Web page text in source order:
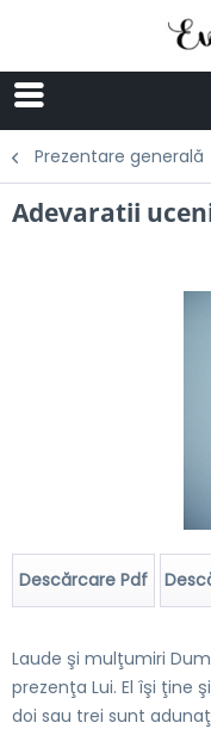
Prezentare generală
Adevaratii
Descărcare Pdf
Laude şi mulţumiri
prezenţa Lui. El îşi ţine
doi sau trei sunt